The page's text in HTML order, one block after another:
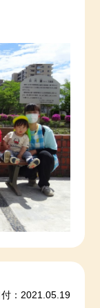
付：2021.05.19